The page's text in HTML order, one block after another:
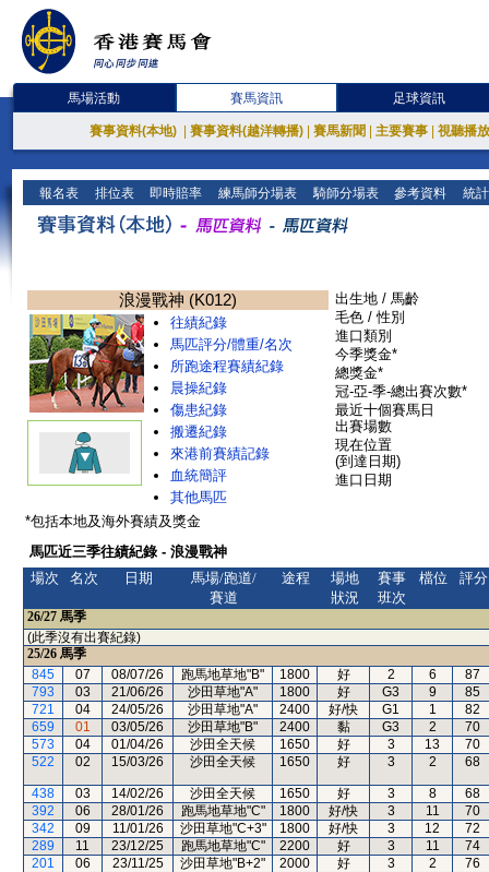
馬場活動 賽馬資訊 足球資訊
賽事資料(本地) 賽事資料(越洋轉播) 賽馬新聞 主要賽事 視聽播
報名表 排位表 即時賠率 練馬師分場表 騎師分場表 參考資料 統
浪漫戰神 (K012)
往績紀錄
馬匹評分/體重/名次
所跑途程賽績紀錄
晨操紀錄
傷患紀錄
搬遷紀錄
來港前賽績記錄
血統簡評
其他馬匹
出生地 / 馬齡
毛色 / 性別
進口類別
今季獎金*
總獎金*
冠-亞-季-總出賽次數*
最近十個賽馬日
出賽場數
現在位置
(到達日期)
進口日期
*包括本地及海外賽績及獎金
馬匹近三季往績紀錄 - 浪漫戰神
場次
名次 日期
馬場/跑道/
賽道
途程
場地
狀況
賽事
班次
檔位 評分
26/27 馬季
(此季沒有出賽紀錄)
25/26 馬季
845
07 08/07/26 跑馬地草地"B" 1800 好 2 6
87
793
03 21/06/26 沙田草地"A" 1800 好 G3 9
85
721
04 24/05/26 沙田草地"A" 2400 好/快 G1 1
82
659
01 03/05/26 沙田草地"B" 2400 黏 G3 2
70
573
04 01/04/26 沙田全天候 1650 好 3 13
70
522
02 15/03/26 沙田全天候 1650 好 3 2 68
438 03 14/02/26 沙田全天候 1650 好 3 8
68
392
06 28/01/26 跑馬地草地"C" 1800 好/快 3 11
70
342
09 11/01/26 沙田草地"C+3" 1800 好/快 3 12
72
289
11 23/12/25 跑馬地草地"C" 2200 好 3 11
74
201
06 23/11/25 沙田草地"B+2" 2000 好 3 2
76